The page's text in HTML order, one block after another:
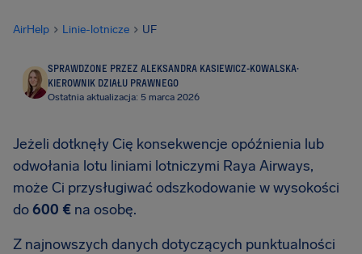
AirHelp Linie-lotnicze UF
SPRAWDZONE PRZEZ ALEKSANDRA KASIEWICZ-KOWALSKA·
KIEROWNIK DZIAŁU PRAWNEGO
Ostatnia aktualizacja: 5 marca 2026
Jeżeli dotknęły Cię konsekwencje opóźnienia lub
odwołania lotu liniami lotniczymi Raya Airways,
może Ci przysługiwać odszkodowanie w wysokości
do600 € na osobę.
Z najnowszych danych dotyczących punktualności